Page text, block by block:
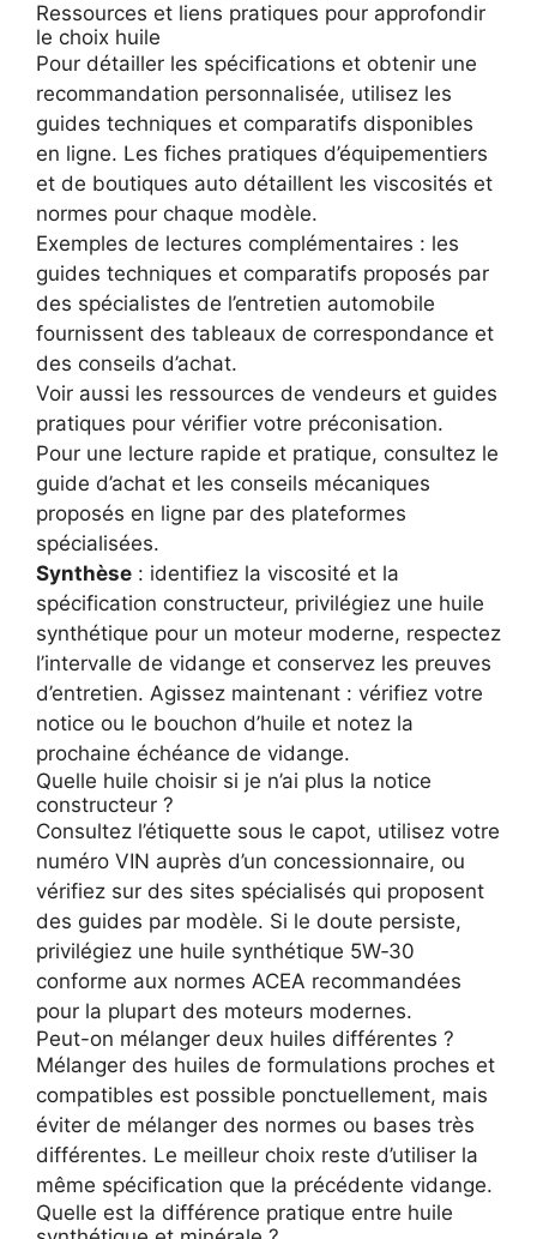
Ressources et liens pratiques pour approfondir
le choix huile
Pour détailler les spécifications et obtenir une
recommandation personnalisée, utilisez les
guides techniques et comparatifs disponibles
en ligne. Les fiches pratiques d’équipementiers
et de boutiques auto détaillent les viscosités et
normes pour chaque modèle.
Exemples de lectures complémentaires : les
guides techniques et comparatifs proposés par
des spécialistes de l’entretien automobile
fournissent des tableaux de correspondance et
des conseils d’achat.
Voir aussi les ressources de vendeurs et guides
pratiques pour vérifier votre préconisation.
Pour une lecture rapide et pratique, consultez le
guide d’achat et les conseils mécaniques
proposés en ligne par des plateformes
spécialisées.
Synthèse : identifiez la viscosité et la
spécification constructeur, privilégiez une huile
synthétique pour un moteur moderne, respectez
l’intervalle de vidange et conservez les preuves
d’entretien. Agissez maintenant : vérifiez votre
notice ou le bouchon d’huile et notez la
prochaine échéance de vidange.
Quelle huile choisir si je n’ai plus la notice
constructeur ?
Consultez l’étiquette sous le capot, utilisez votre
numéro VIN auprès d’un concessionnaire, ou
vérifiez sur des sites spécialisés qui proposent
des guides par modèle. Si le doute persiste,
privilégiez une huile synthétique 5W‑30
conforme aux normes ACEA recommandées
pour la plupart des moteurs modernes.
Peut-on mélanger deux huiles différentes ?
Mélanger des huiles de formulations proches et
compatibles est possible ponctuellement, mais
éviter de mélanger des normes ou bases très
différentes. Le meilleur choix reste d’utiliser la
même spécification que la précédente vidange.
Quelle est la différence pratique entre huile